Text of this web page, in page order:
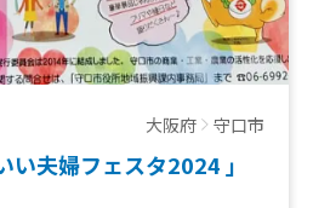
大阪府 守口市
い夫婦フェスタ2024 」